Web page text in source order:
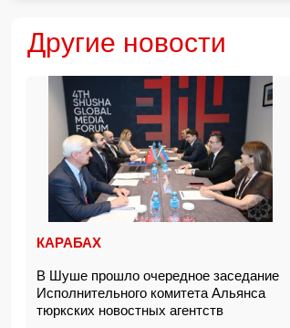
Другие новости
КАРАБАХ
В Шуше прошло очередное заседание
Исполнительного комитета Альянса
тюркских новостных агентств